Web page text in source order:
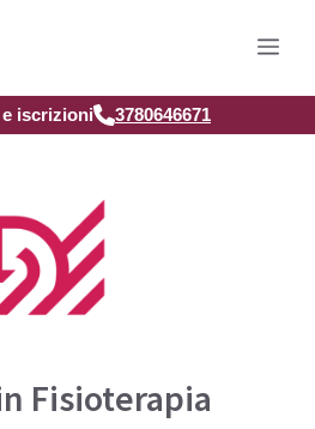
iscrizioni 3780646671
Fisioterapia